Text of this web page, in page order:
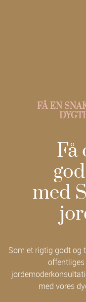
FÅ EN
Få
med
Som et rigtig godt
med vores